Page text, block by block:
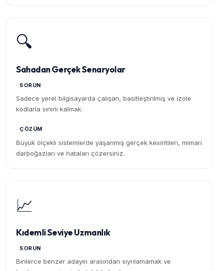
🔍
Sahadan Gerçek Senaryolar
SORUN
Sadece yerel bilgisayarda çalışan, basitleştirilmiş ve izole
kodlarla sınırlı kalmak.
ÇÖZÜM
Büyük ölçekli sistemlerde yaşanmış gerçek kesintileri, mimari
darboğazları ve hataları çözersiniz.
📈
Kıdemli Seviye Uzmanlık
SORUN
Binlerce benzer adayın arasından sıyrılamamak ve